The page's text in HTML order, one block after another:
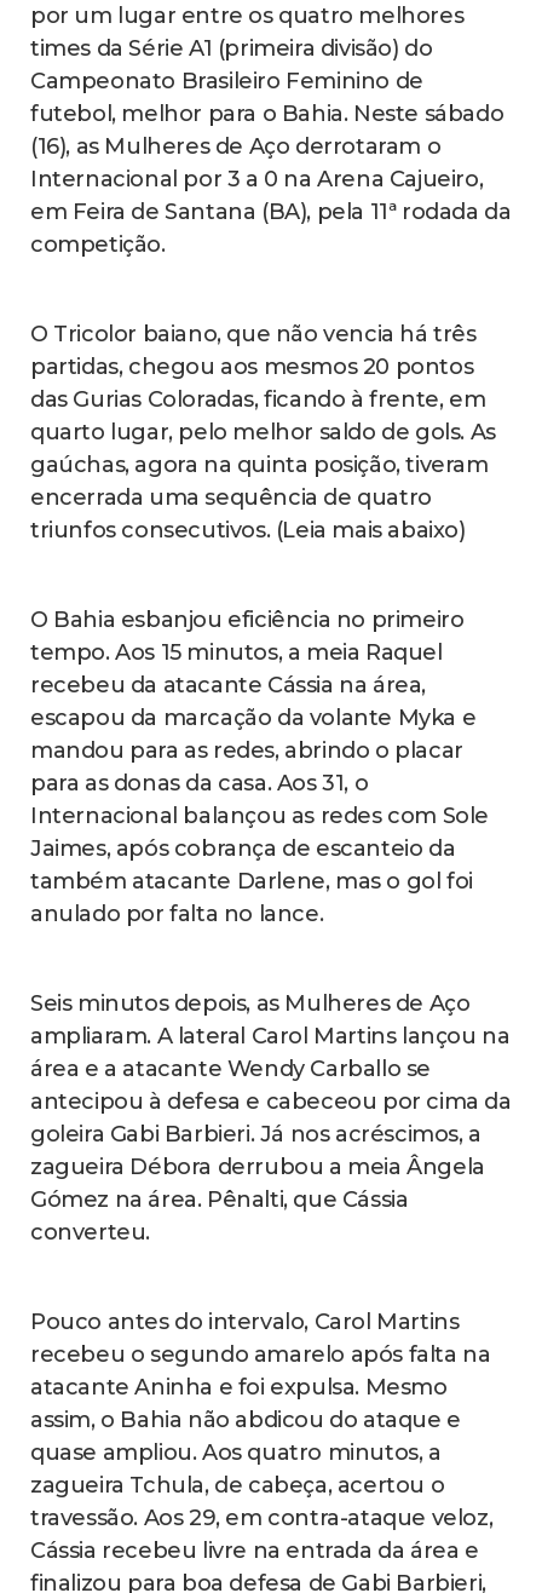
por um lugar entre os quatro melhores
times da Série A1 (primeira divisão) do
Campeonato Brasileiro Feminino de
futebol, melhor para o Bahia. Neste sábado
(16), as Mulheres de Aço derrotaram o
Internacional por 3 a 0 na Arena Cajueiro,
em Feira de Santana (BA), pela 11ª rodada da
competição.
O Tricolor baiano, que não vencia há três
partidas, chegou aos mesmos 20 pontos
das Gurias Coloradas, ficando à frente, em
quarto lugar, pelo melhor saldo de gols. As
gaúchas, agora na quinta posição, tiveram
encerrada uma sequência de quatro
triunfos consecutivos. (Leia mais abaixo)
O Bahia esbanjou eficiência no primeiro
tempo. Aos 15 minutos, a meia Raquel
recebeu da atacante Cássia na área,
escapou da marcação da volante Myka e
mandou para as redes, abrindo o placar
para as donas da casa. Aos 31, o
Internacional balançou as redes com Sole
Jaimes, após cobrança de escanteio da
também atacante Darlene, mas o gol foi
anulado por falta no lance.
Seis minutos depois, as Mulheres de Aço
ampliaram. A lateral Carol Martins lançou na
área e a atacante Wendy Carballo se
antecipou à defesa e cabeceou por cima da
goleira Gabi Barbieri. Já nos acréscimos, a
zagueira Débora derrubou a meia Ângela
Gómez na área. Pênalti, que Cássia
converteu.
Pouco antes do intervalo, Carol Martins
recebeu o segundo amarelo após falta na
atacante Aninha e foi expulsa. Mesmo
assim, o Bahia não abdicou do ataque e
quase ampliou. Aos quatro minutos, a
zagueira Tchula, de cabeça, acertou o
travessão. Aos 29, em contra-ataque veloz,
Cássia recebeu livre na entrada da área e
finalizou para boa defesa de Gabi Barbieri,